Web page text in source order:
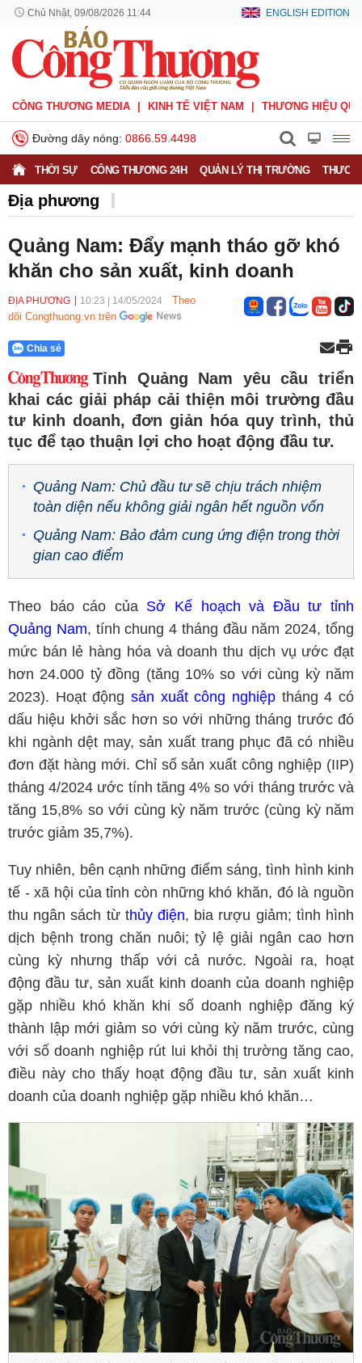
Chủ Nhật, 09/08/2026 11:44 ENGLISH EDITION
CÔNG THƯƠNG MEDIA KINH TẾ VIỆT NAM THƯƠNG HIỆU
Đường dây nóng: 0866.59.4498
THỜI SỰ CÔNG THƯƠNG 24H QUẢN LÝ THỊ TRƯỜNG
Địa phương
Quảng Nam: Đẩy mạnh tháo gỡ khó
khăn cho sản xuất, kinh doanh
ĐỊA PHƯƠNG 10:23 14/05/2024
Theo
dõi Congthuong.vn trên
Chia sẻ
Tỉnh Quảng Nam yêu cầu triển
khai các giải pháp cải thiện môi trường đầu
tư kinh doanh, đơn giản hóa quy trình, thủ
tục để tạo thuận lợi cho hoạt động đầu tư.
Quảng Nam: Chủ đầu tư sẽ chịu trách nhiệm
toàn diện nếu không giải ngân hết nguồn vốn
Quảng Nam: Bảo đảm cung ứng điện trong thời
gian cao điểm
Theo báo cáo của Sở Kế hoạch và Đầu tư tỉnh
Quảng Nam, tính chung 4 tháng đầu năm 2024, tổng
mức bán lẻ hàng hóa và doanh thu dịch vụ ước đạt
hơn 24.000 tỷ đồng (tăng 10% so với cùng kỳ năm
2023). Hoạt động sản xuất công nghiệp tháng 4 có
dấu hiệu khởi sắc hơn so với những tháng trước đó
khi ngành dệt may, sản xuất trang phục đã có nhiều
đơn đặt hàng mới. Chỉ số sản xuất công nghiệp (IIP)
tháng 4/2024 ước tính tăng 4% so với tháng trước và
tăng 15,8% so với cùng kỳ năm trước (cùng kỳ năm
trước giảm 35,7%).
Tuy nhiên, bên cạnh những điểm sáng, tình hình kinh
tế - xã hội của tỉnh còn những khó khăn, đó là nguồn
thu ngân sách từ thủy điện, bia rượu giảm; tình hình
dịch bệnh trong chăn nuôi; tỷ lệ giải ngân cao hơn
cùng kỳ nhưng thấp với cả nước. Ngoài ra, hoạt
động đầu tư, sản xuất kinh doanh của doanh nghiệp
gặp nhiều khó khăn khi số doanh nghiệp đăng ký
thành lập mới giảm so với cùng kỳ năm trước, cùng
với số doanh nghiệp rút lui khỏi thị trường tăng cao,
điều này cho thấy hoạt động đầu tư, sản xuất kinh
doanh của doanh nghiệp gặp nhiều khó khăn…